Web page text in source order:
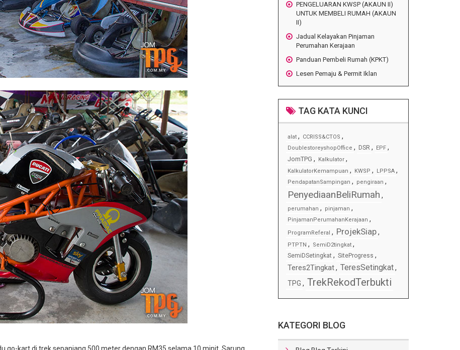
PENGELUARAN KWSP (AKAUN II)
UNTUK MEMBELI RUMAH (AKAUN
II)
Jadual Kelayakan Pinjaman
Perumahan Kerajaan
Panduan Pembeli Rumah (KPKT)
Lesen Pemaju & Permit Iklan
TAG KATA KUNCI
alat , CCRISS&CTOS ,
DoublestoreyshopOffice , DSR , EPF ,
JomTPG , Kalkulator ,
KalkulatorKemampuan , KWSP , LPPSA ,
PendapatanSampingan , pengiraan ,
PenyediaanBeliRumah ,
perumahan , pinjaman ,
PinjamanPerumahanKerajaan ,
ProgramReferal , ProjekSiap,
PTPTN , SemiD2tingkat ,
SemiDSetingkat , SiteProgress ,
Teres2Tingkat, TeresSetingkat,
TPG , TrekRekodTerbukti
KATEGORI BLOG